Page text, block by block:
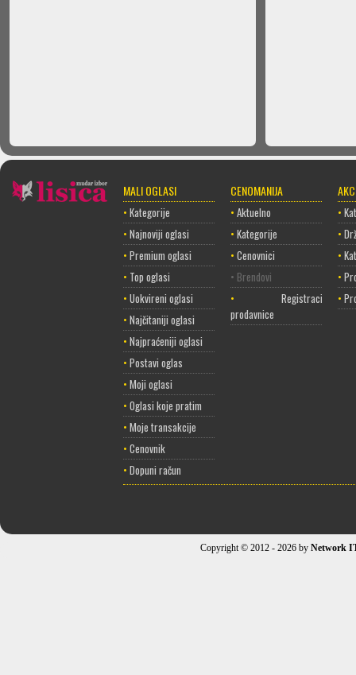
MALI OGLASI
• Kategorije
• Najnoviji oglasi
• Premium oglasi
• Top oglasi
• Uokvireni oglasi
• Najčitaniji oglasi
• Najpraćeniji oglasi
• Postavi oglas
• Moji oglasi
• Oglasi koje pratim
• Moje transakcije
• Cenovnik
• Dopuni račun
CENOMANIJA
• Aktuelno
• Kategorije
• Cenovnici
• Brendovi
• Registracija
prodavnice
•
•
•
•
•
Copyright © 2012 - 2026 by Network